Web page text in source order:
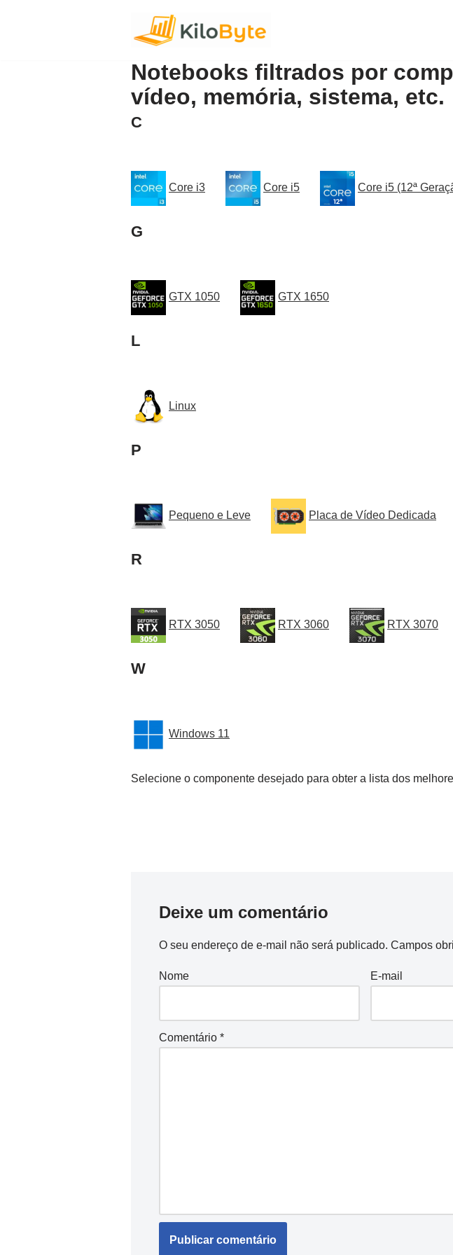
Notebooks filtrados por
vídeo, memória, sistema, etc.
C
Core i3 Core i5 Core i5 (12ª
G
GTX 1050 GTX 1650
L
Linux
P
Pequeno e Leve Placa de Vídeo Dedicada
R
RTX 3050 RTX 3060 RTX 3070
W
Windows 11
Selecione o componente desejado para obter a lista dos
Deixe um comentário
O seu endereço de e-mail não será publicado. Campos
Nome E-mail
Comentário *